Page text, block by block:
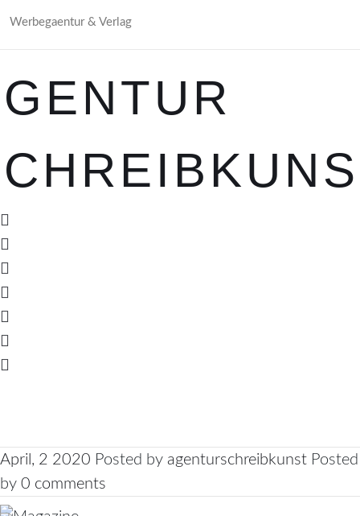
Werbegaentur & Verlag
April, 2 2020 Posted by agenturschreibkunst Posted
by 0 comments